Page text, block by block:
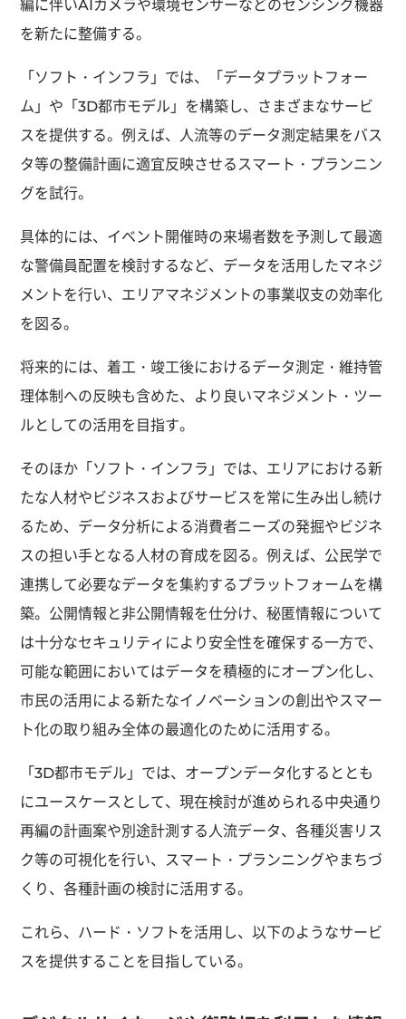
編に伴いAIカメラや環境センサーなどのセンシング機器
を新たに整備する。
「ソフト・インフラ」では、「データプラットフォー
ム」や「3D都市モデル」を構築し、さまざまなサービ
スを提供する。例えば、人流等のデータ測定結果をバス
タ等の整備計画に適宜反映させるスマート・プランニン
グを試行。
具体的には、イベント開催時の来場者数を予測して最適
な警備員配置を検討するなど、データを活用したマネジ
メントを行い、エリアマネジメントの事業収支の効率化
を図る。
将来的には、着工・竣工後におけるデータ測定・維持管
理体制への反映も含めた、より良いマネジメント・ツー
ルとしての活用を目指す。
そのほか「ソフト・インフラ」では、エリアにおける新
たな人材やビジネスおよびサービスを常に生み出し続け
るため、データ分析による消費者ニーズの発掘やビジネ
スの担い手となる人材の育成を図る。例えば、公民学で
連携して必要なデータを集約するプラットフォームを構
築。公開情報と非公開情報を仕分け、秘匿情報について
は十分なセキュリティにより安全性を確保する一方で、
可能な範囲においてはデータを積極的にオープン化し、
市民の活用による新たなイノベーションの創出やスマー
ト化の取り組み全体の最適化のために活用する。
「3D都市モデル」では、オープンデータ化するととも
にユースケースとして、現在検討が進められる中央通り
再編の計画案や別途計測する人流データ、各種災害リス
ク等の可視化を行い、スマート・プランニングやまちづ
くり、各種計画の検討に活用する。
これら、ハード・ソフトを活用し、以下のようなサービ
スを提供することを目指している。